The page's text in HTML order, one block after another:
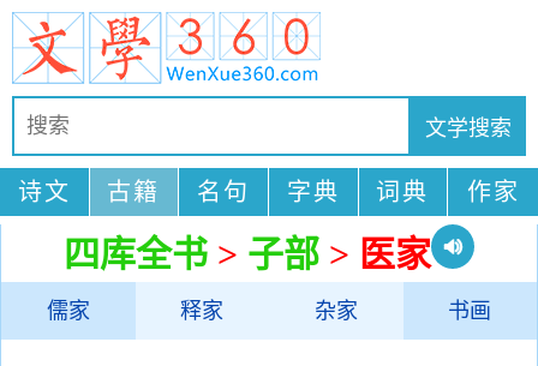
诗文 古籍 名句 字典 词典 作家
四库全书 > 子部 > 医家
儒家 释家 杂家 书画